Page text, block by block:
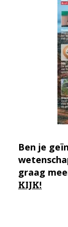
Ben je
graag
KIJK!